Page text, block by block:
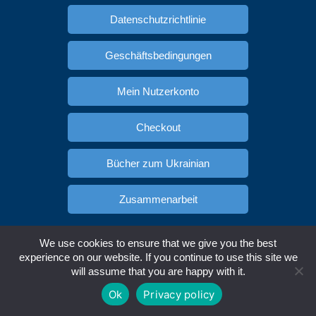
Datenschutzrichtlinie
Geschäftsbedingungen
Mein Nutzerkonto
Checkout
Bücher zum Ukrainian
Zusammenarbeit
Copyright © Ukracademia.com. All rights reserved.
Deutsch Spanisch
We use cookies to ensure that we give you the best
experience on our website. If you continue to use this site we
will assume that you are happy with it.
Ok Privacy policy